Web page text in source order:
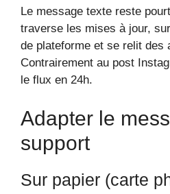
Le message texte reste
traverse les mises à jour,
de plateforme et se relit des
Contrairement au post
le flux en 24h.
Adapter le
support
Sur papier (carte